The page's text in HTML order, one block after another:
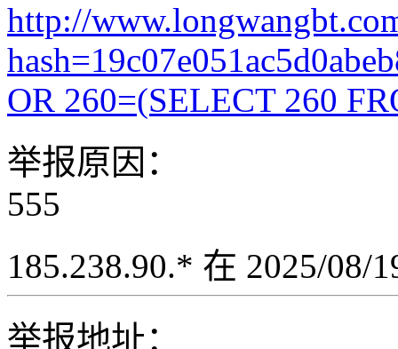
http://
OR 260=(SELECT 260
举报原因：
555
185.238.90.* 在 2025/08/
举报地址：